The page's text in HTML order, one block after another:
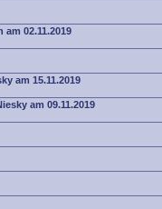
am 02.11.2019
am 15.11.2019
am 09.11.2019